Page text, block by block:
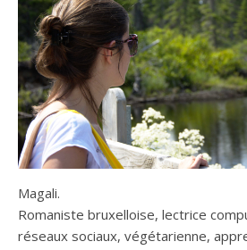
Magali.
Romaniste bruxelloise, lectrice
réseaux sociaux, végétarienne,